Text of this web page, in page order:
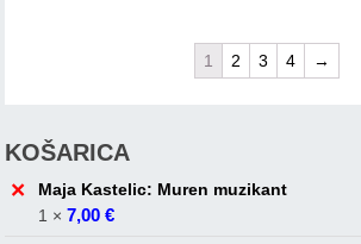
1 2 3 4 →
KOŠARICA
×
Maja Kastelic: Muren muzikant
1 ×7,00€